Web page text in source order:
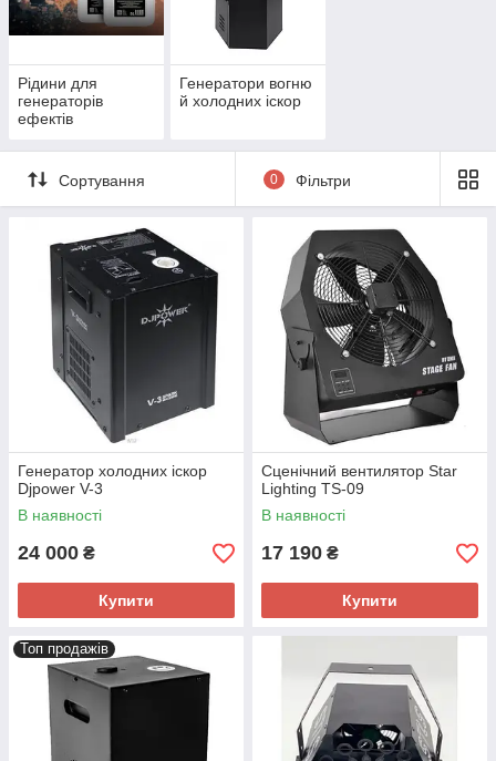
4 причини замовлення в Master sound
Величезний асортимент
Офіційна гарантія
Досвід і профконсультації
Замовити будь-який товар з категорії «генератори ефектів»
безготівковим рахунком або на карту (бюджетні організації),
так і післяплатою.
Рідини для
генераторів
ефектів
Генератори вогню
й холодних іскор
Сортування 0 Фільтри
Генератор холодних іскор
Djpower V-3
В наявності
24 000 ₴
Купити
Сценічний вентилятор Star
Lighting TS-09
В наявності
17 190 ₴
Купити
Топ продажів